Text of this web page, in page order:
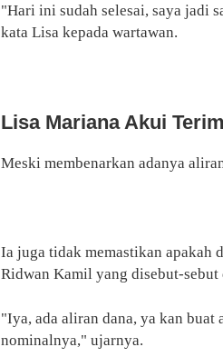
"Hari ini sudah selesai, saya jadi
kata Lisa kepada wartawan.
Lisa Mariana Akui
Meski membenarkan adanya
Ia juga tidak memastikan apakah
Ridwan Kamil yang disebut-
"Iya, ada aliran dana, ya kan buat
nominalnya," ujarnya.